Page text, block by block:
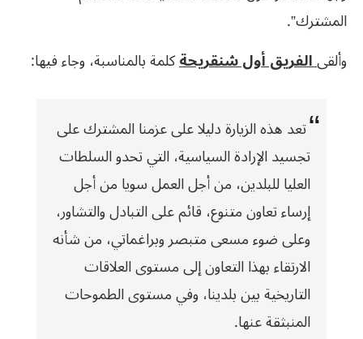
المشترك”.
وألقىالفريق أول شنقريحةكلمة بالمناسبة، وجاء فيها:
تعد هذه الزيارة دليلا على عزمنا المشترك على
تجسيد الإرادة السياسية، التي تحدو السلطات
العليا للبلدين، من أجل العمل سويا من أجل
إرساء تعاون متنوع، قائم على التبادل والتشاور،
وعلى ضوء مسعى متبصر وبراغماتي، من شأنه
الارتقاء بهذا التعاون إلى مستوى العلاقات
التاريخية بين بلدينا، وفي مستوى الطموحات
المنبثقة عنها.